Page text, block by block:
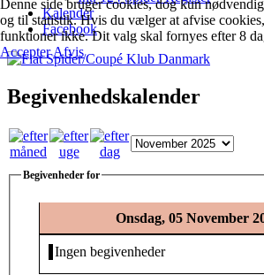
Kalender
Facebook
Begivenhedskalender
Begivenheder for
Onsdag, 05 November
Ingen begivenheder
Denne side bruger cookies, dog kun
og til statistik. Hvis du vælger at afvise
funktioner ikke. Dit valg skal fornyes efter 8
Accepter Afvis